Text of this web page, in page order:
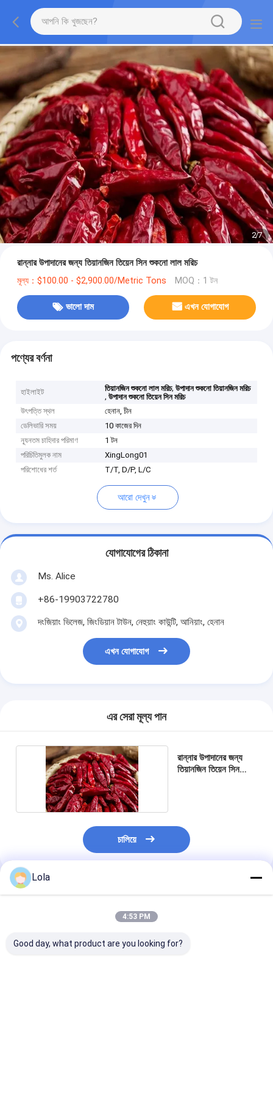
2/7
রান্নার উপাদানের জন্য তিয়ানজিন তিয়েন সিন শুকনো লাল মরিচ
মূল্য：$100.00 - $2,900.00/Metric Tons MOQ：1 টন
ভালো দাম এখন যোগাযোগ
পণ্যের বর্ণনা
হাইলাইট তিয়ানজিন শুকনো লাল মরিচ,উপাদান শুকনো তিয়ানজিন মরিচ
,উপাদান শুকনো তিয়েন সিন মরিচ
উৎপত্তি স্থল
হেনান, চীন
ডেলিভারি সময়
10 কাজের দিন
ন্যূনতম চাহিদার পরিমাণ
1 টন
পরিচিতিমুলক নাম
XingLong01
পরিশোধের শর্ত
T/T, D/P, L/C
আরো দেখুন
যোগাযোগের ঠিকানা
Ms. Alice
+86-19903722780
দংজিয়াং ভিলেজ, জিংডিয়ান টাউন, নেহুয়াং কাউন্টি, আনিয়াং, হেনান
এখন যোগাযোগ
এর সেরা মূল্য পান
রান্নার উপাদানের জন্য
তিয়ানজিন তিয়েন সিন
চালিয়ে
প্রস্তাবিত পণ্য
Lola
4:53 PM
Good day, what product are you looking for?